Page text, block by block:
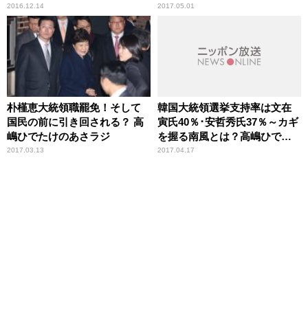
2016.12.14
あさラジ！
2017.05.01
朴槿恵大統領職罷免！そして
国民の前に引き回される？ 高
嶋ひでたけのあさラジ
2017.03.13
韓国大統領選挙支持率は文在
寅氏40％･安哲秀氏37％～カギ
を握る南風とは？高嶋ひでた
けのあさラジ
2017.04.17